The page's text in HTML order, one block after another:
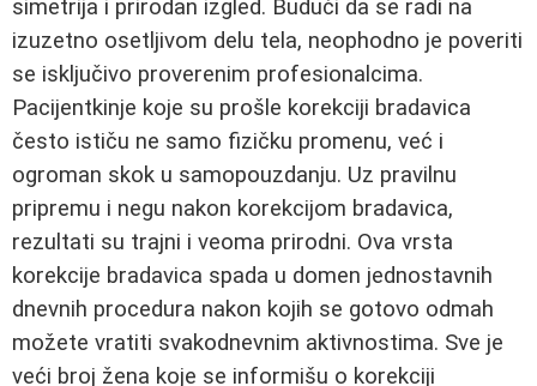
simetrija i prirodan izgled. Budući da se radi na
izuzetno osetljivom delu tela, neophodno je poveriti
se isključivo proverenim profesionalcima.
Pacijentkinje koje su prošle korekciji bradavica
često ističu ne samo fizičku promenu, već i
ogroman skok u samopouzdanju. Uz pravilnu
pripremu i negu nakon korekcijom bradavica,
rezultati su trajni i veoma prirodni. Ova vrsta
korekcije bradavica spada u domen jednostavnih
dnevnih procedura nakon kojih se gotovo odmah
možete vratiti svakodnevnim aktivnostima. Sve je
veći broj žena koje se informišu o korekciji